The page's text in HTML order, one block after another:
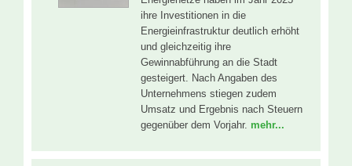
ihre Investitionen in die
Energieinfrastruktur deutlich erhöht
und gleichzeitig ihre
Gewinnabführung an die Stadt
gesteigert. Nach Angaben des
Unternehmens stiegen zudem
Umsatz und Ergebnis nach Steuern
gegenüber dem Vorjahr. mehr...